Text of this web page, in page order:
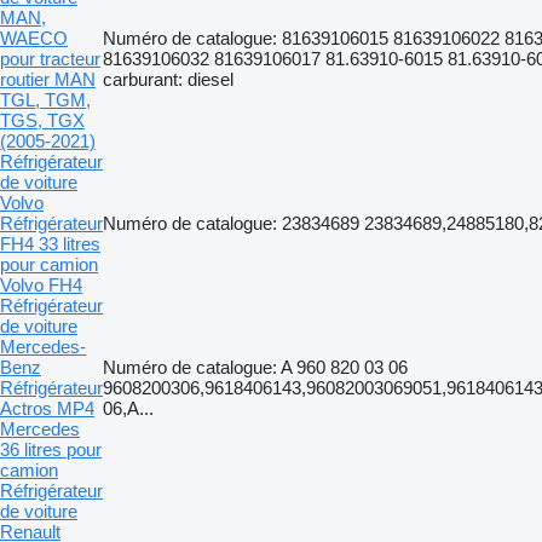
MAN,
WAECO
pour tracteur
routier MAN
TGL, TGM,
TGS, TGX
(2005-2021)
Numéro de catalogue: 81639106015 81639106022
81639106032 81639106017 81.63910-6015 81.63910-
carburant: diesel
Réfrigérateur
de voiture
Volvo
Réfrigérateur
FH4 33 litres
pour camion
Volvo FH4
Numéro de catalogue: 23834689
Réfrigérateur
de voiture
Mercedes-
Benz
Réfrigérateur
Actros MP4
Mercedes
36 litres pour
camion
Numéro de catalogue: A 960 820 03 06
06,A...
Réfrigérateur
de voiture
Renault